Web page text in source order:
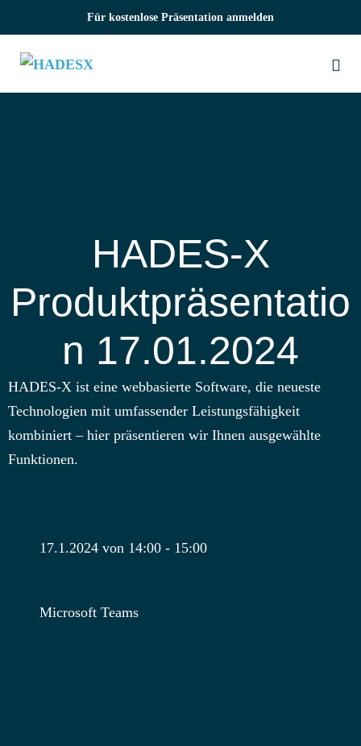
Inhalt
springen
Für kostenlose Präsentation anmelden
HADES‑X
Produktpräsentatio
n 17.01.2024
HADES-X ist eine webbasierte Software, die neueste
Technologien mit umfassender Leistungsfähigkeit
kombiniert – hier präsentieren wir Ihnen ausgewählte
Funktionen.
17.1.2024 von 14:00 - 15:00
Microsoft Teams